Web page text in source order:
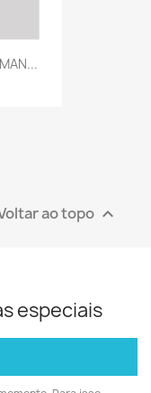
ao topo 
especiais